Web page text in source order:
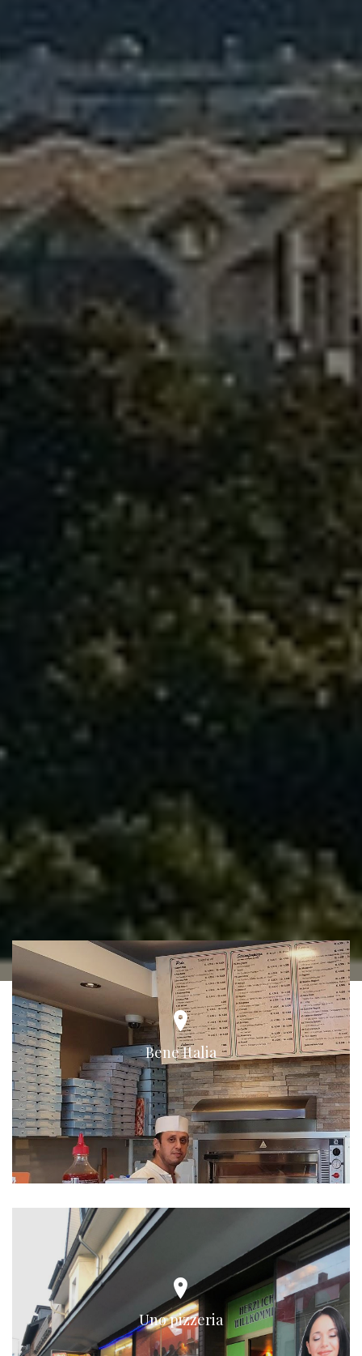
Bene Italia
Uno pizzeria